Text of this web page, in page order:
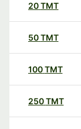
20TMT
50TMT
100TMT
250TMT